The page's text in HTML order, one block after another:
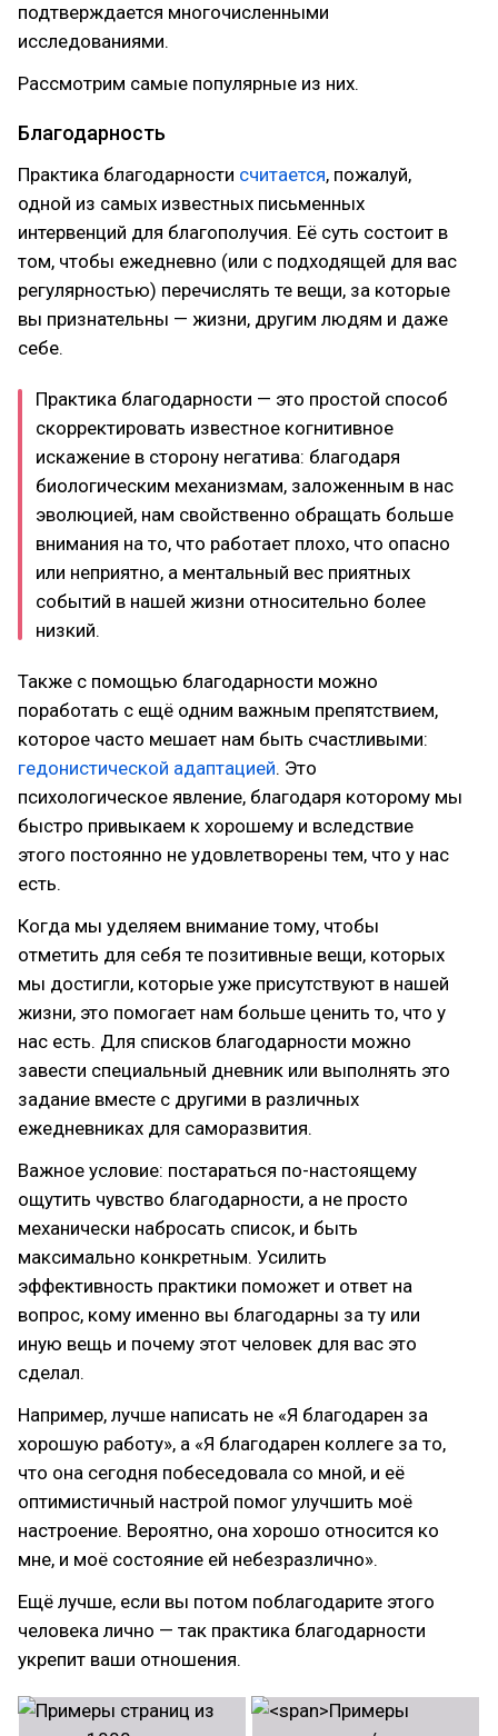
подтверждается многочисленными
исследованиями.
Рассмотрим самые популярные из них.
Благодарность
Практика благодарности считается, пожалуй,
одной из самых известных письменных
интервенций для благополучия. Её суть состоит в
том, чтобы ежедневно (или с подходящей для вас
регулярностью) перечислять те вещи, за которые
вы признательны — жизни, другим людям и даже
себе.
Практика благодарности — это простой способ
скорректировать известное когнитивное
искажение в сторону негатива: благодаря
биологическим механизмам, заложенным в нас
эволюцией, нам свойственно обращать больше
внимания на то, что работает плохо, что опасно
или неприятно, а ментальный вес приятных
событий в нашей жизни относительно более
низкий.
Также с помощью благодарности можно
поработать с ещё одним важным препятствием,
которое часто мешает нам быть счастливыми:
гедонистической адаптацией. Это
психологическое явление, благодаря которому мы
быстро привыкаем к хорошему и вследствие
этого постоянно не удовлетворены тем, что у нас
есть.
Когда мы уделяем внимание тому, чтобы
отметить для себя те позитивные вещи, которых
мы достигли, которые уже присутствуют в нашей
жизни, это помогает нам больше ценить то, что у
нас есть. Для списков благодарности можно
завести специальный дневник или выполнять это
задание вместе с другими в различных
ежедневниках для саморазвития.
Важное условие: постараться по-настоящему
ощутить чувство благодарности, а не просто
механически набросать список, и быть
максимально конкретным. Усилить
эффективность практики поможет и ответ на
вопрос, кому именно вы благодарны за ту или
иную вещь и почему этот человек для вас это
сделал.
Например, лучше написать не «Я благодарен за
хорошую работу», а «Я благодарен коллеге за то,
что она сегодня побеседовала со мной, и её
оптимистичный настрой помог улучшить моё
настроение. Вероятно, она хорошо относится ко
мне, и моё состояние ей небезразлично».
Ещё лучше, если вы потом поблагодарите этого
человека лично — так практика благодарности
укрепит ваши отношения.